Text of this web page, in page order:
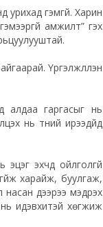
урихад гэмгүй. Харин
амжилт” гэх
Үргэлжлүүлэн
алдаа гаргасыг нь
нь түүний ирээдүйд
эхчүүд ойлголгүй
харайж, буулгаж,
насан дээрээ мэдрэх
идэвхитэй хѳгжиж